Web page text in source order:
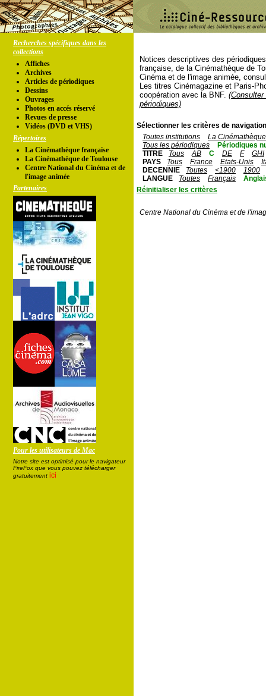
Recherches spécifiques dans les
collections
Affiches
Archives
Articles de périodiques
Dessins
Ouvrages
Photos en accés réservé
Revues de presse
Vidéos (DVD et VHS)
Répertoires
La Cinémathèque française
La Cinémathèque de Toulouse
Centre National du Cinéma et de
l'image animée
Partenaires
Pour les utilisateurs de Mac
Notre site est optimisé pour le navigateur
FireFox que vous pouvez télécharger
gratuitement ici
Notices descriptives des
française, de la Cinémathèque de
Cinéma et de l'image animée,
Les titres Cinémagazine et Paris-
coopération avec la BNF.
périodiques)
Sélectionner les critères de
Toutes institutions
La
Tous les périodiques
Périodiques
TITRE
Tous AB C DE F
GHI
PAYS
Tous France Etats-Unis
DECENNIE
Toutes <1900
1900
LANGUE
Toutes Français
Réinitialiser les critères
Centre National du Cinéma et de